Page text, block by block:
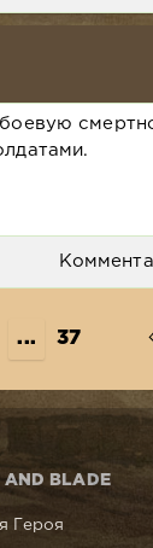
... 37
AND BLADE
Героя